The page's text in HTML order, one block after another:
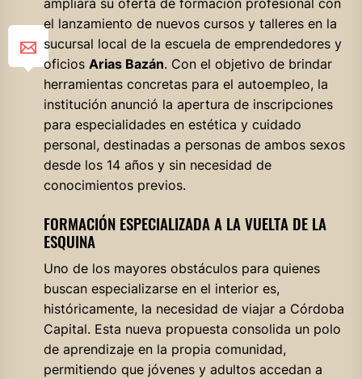
ampliará su oferta de formación profesional con
el lanzamiento de nuevos cursos y talleres en la
sucursal local de la escuela de emprendedores y
oficios Arias Bazán. Con el objetivo de brindar
herramientas concretas para el autoempleo, la
institución anunció la apertura de inscripciones
para especialidades en estética y cuidado
personal, destinadas a personas de ambos sexos
desde los 14 años y sin necesidad de
conocimientos previos.
FORMACIÓN ESPECIALIZADA A LA VUELTA DE LA
ESQUINA
Uno de los mayores obstáculos para quienes
buscan especializarse en el interior es,
históricamente, la necesidad de viajar a Córdoba
Capital. Esta nueva propuesta consolida un polo
de aprendizaje en la propia comunidad,
permitiendo que jóvenes y adultos accedan a